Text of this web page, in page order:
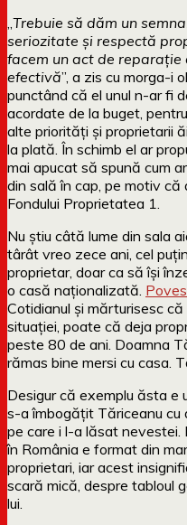
Trebuie să dăm un
seriozitate și respectă
facem un act de
efectivă”, a zis cu morga-i
punctând că el unul n-ar fi
acordate de la buget,
alte priorități și proprietarii
la plată. În schimb el ar
mai apucat să spună cum
din sală în cap, pe motiv
Fondului Proprietatea 1.
Nu știu câtă lume din sala
târât vreo zece ani, cel
proprietar, doar ca să își
o casă naționalizată.
Cotidianul și mărturisesc
situației, poate că deja
peste 80 de ani. Doamna
rămas bine mersi cu casa.
Desigur că exemplu ăsta e
s-a îmbogățit Tăriceanu cu
pe care i l-a lăsat nevestei.
în România e format din
proprietari, iar acest
scară mică, despre tabloul
lui.